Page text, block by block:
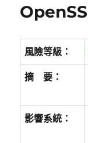
風險等級：
摘 要：
影響系統：